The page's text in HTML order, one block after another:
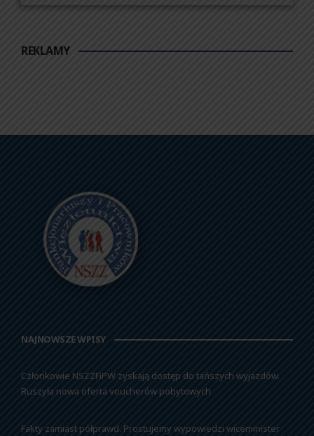
REKLAMY
NAJNOWSZE WPISY
Członkowie NSZZFiPW zyskają dostęp do tańszych wyjazdów.
Ruszyła nowa oferta voucherów pobytowych
Fakty zamiast półprawd. Prostujemy wypowiedzi wiceminister